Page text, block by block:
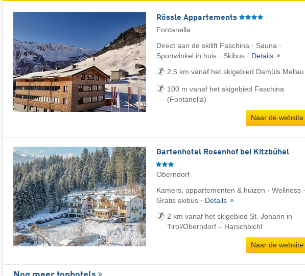
Rössle Appartements
Fontanella
Direct aan de skilift Faschina · Sauna ·
Sportwinkel in huis · Skibus · Details
2,5 km vanaf het skigebied Damüls Mellau
100 m vanaf het skigebied Faschina
(Fontanella)
Naar de website
Gartenhotel Rosenhof bei Kitzbühel
Oberndorf
Kamers, appartementen & huizen · Wellness ·
Gratis skibus · Details
2 km vanaf het skigebied St. Johann in
Tirol/​Oberndorf – Harschbichl
Naar de website